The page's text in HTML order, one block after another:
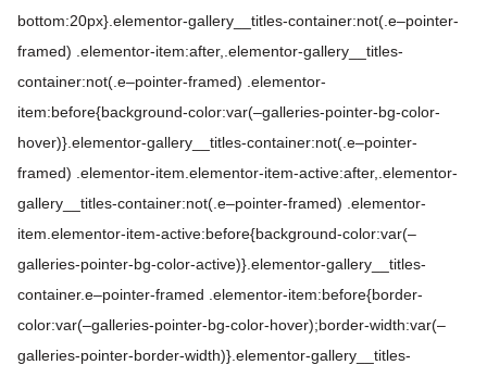
bottom:20px}.elementor-gallery__titles-container:not(.e–pointer-
framed) .elementor-item:after,.elementor-gallery__titles-
container:not(.e–pointer-framed) .elementor-
item:before{background-color:var(–galleries-pointer-bg-color-
hover)}.elementor-gallery__titles-container:not(.e–pointer-
framed) .elementor-item.elementor-item-active:after,.elementor-
gallery__titles-container:not(.e–pointer-framed) .elementor-
item.elementor-item-active:before{background-color:var(–
galleries-pointer-bg-color-active)}.elementor-gallery__titles-
container.e–pointer-framed .elementor-item:before{border-
color:var(–galleries-pointer-bg-color-hover);border-width:var(–
galleries-pointer-border-width)}.elementor-gallery__titles-